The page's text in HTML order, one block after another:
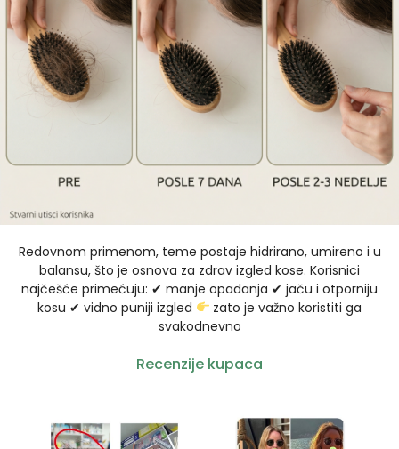
Redovnom primenom, teme postaje hidrirano, umireno i u
balansu, što je osnova za zdrav izgled kose. Korisnici
najčešće primećuju: ✔ manje opadanja ✔ jaču i otporniju
kosu ✔ vidno puniji izgled
zato je važno koristiti ga
svakodnevno
Recenzije kupaca